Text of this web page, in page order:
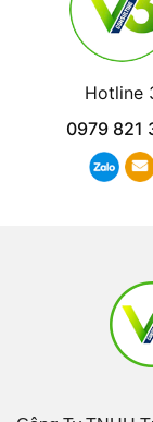
Hotline
0979 821